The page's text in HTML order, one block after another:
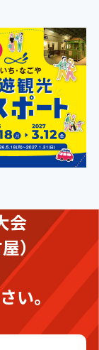
会
）
い。